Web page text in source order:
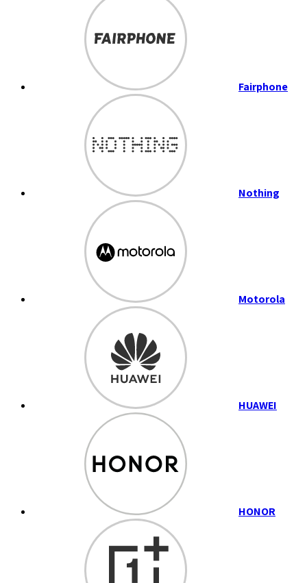
Fairphone
Nothing
Motorola
HUAWEI
HONOR